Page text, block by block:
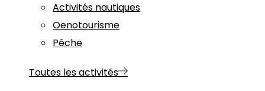
Activités nautiques
Oenotourisme
Pêche
Toutes les activités